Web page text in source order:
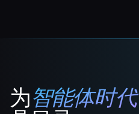
That AI Collection
为智能体时代